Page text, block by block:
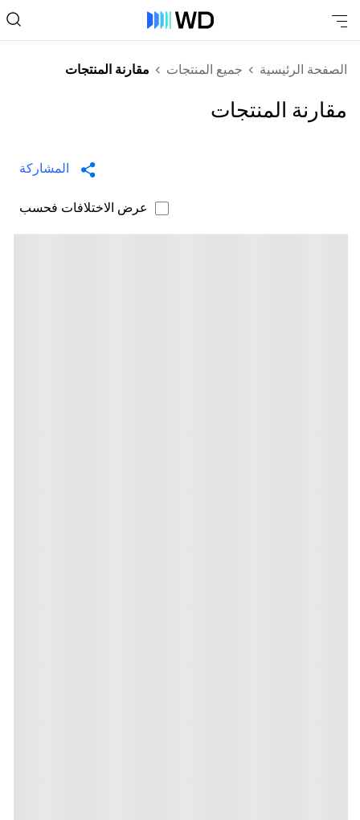
الصفحة الرئيسية جميع المنتجات مقارنة المنتجات
مقارنة المنتجات
المشاركة
عرض الاختلافات فحسب